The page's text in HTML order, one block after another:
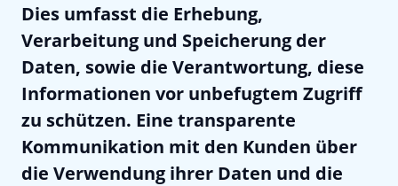
Dies umfasst die Erhebung,
Verarbeitung und Speicherung der
Daten, sowie die Verantwortung, diese
Informationen vor unbefugtem Zugriff
zu schützen. Eine transparente
Kommunikation mit den Kunden über
die Verwendung ihrer Daten und die